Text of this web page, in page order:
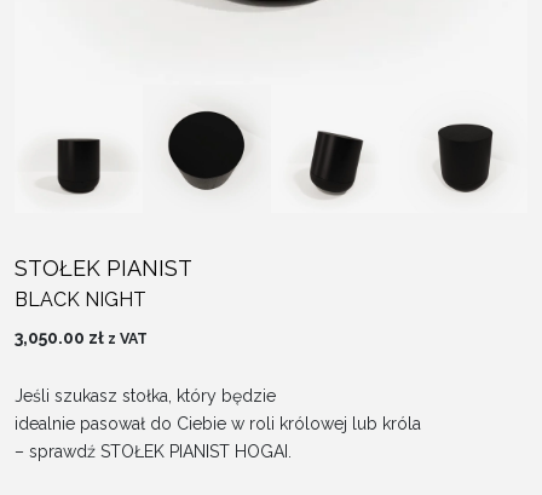
STOŁEK PIANIST
BLACK NIGHT
3,050.00 zł z VAT
Jeśli szukasz stołka, który będzie
idealnie pasował do Ciebie w roli królowej lub króla
– sprawdź STOŁEK PIANIST HOGAI.